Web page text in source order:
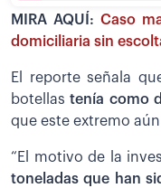
MIRA AQUÍ: Caso
domiciliaria sin
El reporte señala
botellas tenía como
que este extremo
“El motivo de la
toneladas que han